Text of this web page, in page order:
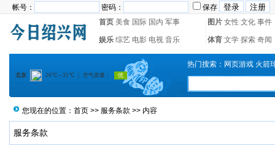
帐号： 密码：
保存
首页 美食 国际 国内 军事 图片 女性 文化 事件
娱乐 综艺 电影 电视 音乐 体育 文学 探索 奇闻
热门搜索： 网页游戏 火箭
您现在的位置： 首页 >> 服务条款 >> 内容
服务条款